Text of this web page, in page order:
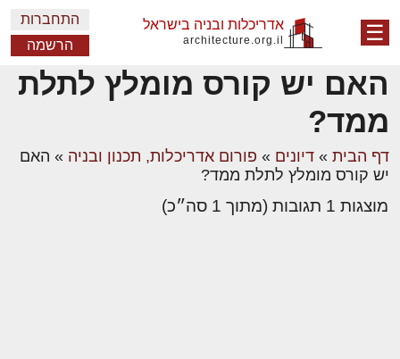
☰ אדריכלות ובניה בישראל
architecture.org.il
התחברות
הרשמה
האם יש קורס מומלץ לתלת
ממד?
דף הבית » דיונים » פורום אדריכלות, תכנון ובניה » האם
יש קורס מומלץ לתלת ממד?
מוצגות 1 תגובות (מתוך 1 סה״כ)